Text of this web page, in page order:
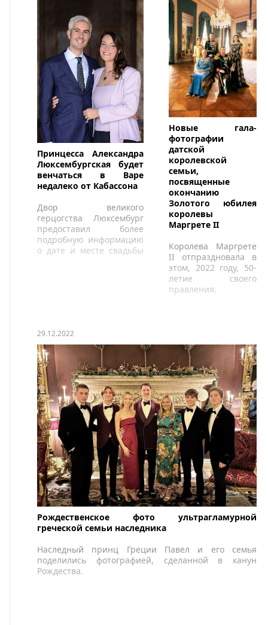
Принцесса Александра
Люксембургская будет
венчаться в Варе
недалеко от Кабассона
Двор великого
герцогства Люксембург
предоставил более
подробную информацию
о дате и месте свадьбы
принцессы Александры
Новые гала-
фотографии
датской
королевской
семьи,
посвященные
окончанию
Золотого юбилея
королевы
Маргрете II
Королева Маргрете
II отпраздновала в
этом, 2022 году, 50-
летие своего
правления.
29.12.2022
Рождественское фото ультрагламурной
греческой семьи наследника
Наследный принц Греции Павел и его семья
поделились фотографией, сделанной в канун
Рождества.